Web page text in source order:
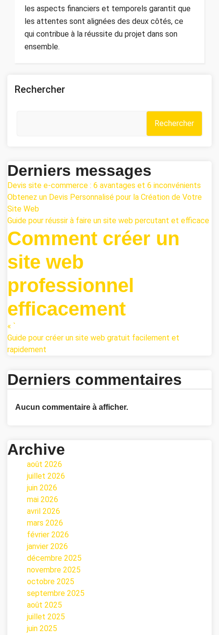
les aspects financiers et temporels garantit que
les attentes sont alignées des deux côtés, ce
qui contribue à la réussite du projet dans son
ensemble.
Rechercher
Rechercher
Derniers messages
Devis site e-commerce : 6 avantages et 6 inconvénients
Obtenez un Devis Personnalisé pour la Création de Votre
Site Web
Guide pour réussir à faire un site web percutant et efficace
Comment créer un
site web
professionnel
efficacement
« `
Guide pour créer un site web gratuit facilement et
rapidement
Derniers commentaires
Aucun commentaire à afficher.
Archive
août 2026
juillet 2026
juin 2026
mai 2026
avril 2026
mars 2026
février 2026
janvier 2026
décembre 2025
novembre 2025
octobre 2025
septembre 2025
août 2025
juillet 2025
juin 2025